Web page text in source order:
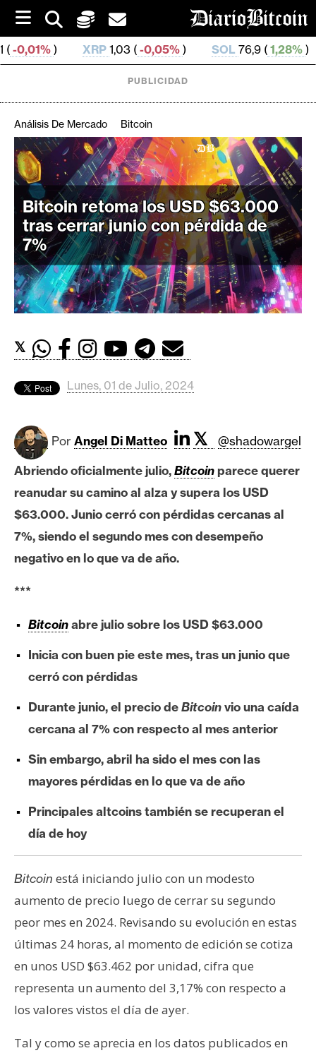
i
p
t
o
XRP1,03 ( -0,05%) SOL76,9 ( 1,28%) TRX
C
r
p
t
o
M
e
r
c
d
s
B
t
c
o
n
h
e
r
e
m
I
A
A
l
i
s
i
N
t
PUBLICIDAD
Análisis De Mercado Bitcoin
Bitcoin retoma los USD $63.000
tras cerrar junio con pérdida de
7%
𝕏
Lunes, 01 de Julio, 2024
Por Angel Di Matteo 𝕏
@shadowargel
Abriendo oficialmente julio,Bitcoinparece querer
reanudar su camino al alza y supera los USD
$63.000. Junio cerró con pérdidas cercanas al
7%, siendo el segundo mes con desempeño
negativo en lo que va de año.
***
Bitcoinabre julio sobre los USD $63.000
Inicia con buen pie este mes, tras un junio que
cerró con pérdidas
Durante junio, el precio deBitcoinvio una caída
cercana al 7% con respecto al mes anterior
Sin embargo, abril ha sido el mes con las
mayores pérdidas en lo que va de año
Principales altcoins también se recuperan el
día de hoy
Bitcoin está iniciando julio con un modesto
aumento de precio luego de cerrar su segundo
peor mes en 2024. Revisando su evolución en estas
últimas 24 horas, al momento de edición se cotiza
en unos USD $63.462 por unidad, cifra que
representa un aumento del 3,17% con respecto a
los valores vistos el día de ayer.
Tal y como se aprecia en los datos publicados en